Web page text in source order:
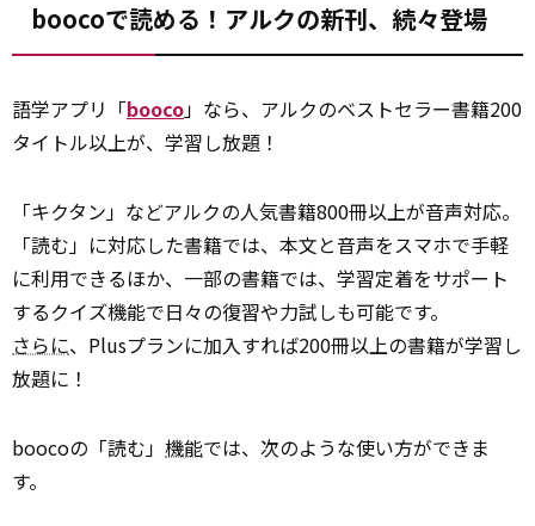
boocoで読める！アルクの新刊、続々登場
語学アプリ「booco」なら、アルクのベストセラー書籍200
タイトル以上が、学習し放題！
「キクタン」などアルクの人気書籍800冊以上が音声対応。
「読む」に対応した書籍では、本文と音声をスマホで手軽
に利用できるほか、一部の書籍では、学習定着をサポート
するクイズ機能で日々の復習や力試しも可能です。
さらに、Plusプランに加入すれば200冊以上の書籍が学習し
放題に！
boocoの「読む」 機能では、次のような使い方ができま
す。